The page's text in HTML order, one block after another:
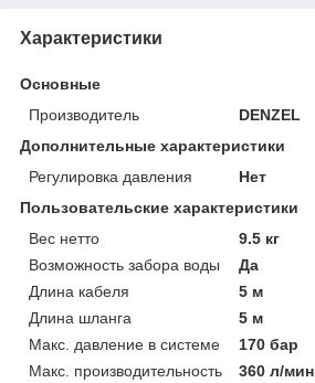
Характеристики
Основные
Производитель
DENZEL
Дополнительные характеристики
Регулировка давления
Нет
Пользовательские характеристики
Вес нетто
9.5 кг
Возможность забора воды
Да
Длина кабеля
5 м
Длина шланга
5 м
Макс. давление в системе
170 бар
Макс. производительность
360 л/мин